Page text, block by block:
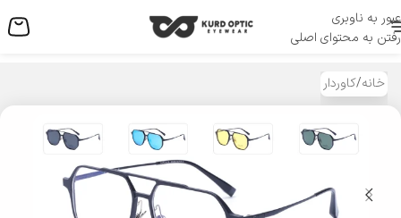
عبور به ناوبری
رفتن به محتوای اصلی
منو
خانه/کاوردار